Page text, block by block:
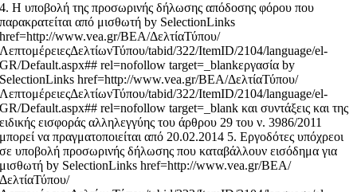
4. Η υποβολή της προσωρινής δήλωσης απόδοσης φόρου που
παρακρατείται από μισθωτή by SelectionLinks
href=http://www.vea.gr/ΒΕΑ/ΔελτίαΤύπου/
ΛεπτομέρειεςΔελτίωνΤύπου/tabid/322/ItemID/2104/language/el-
GR/Default.aspx## rel=nofollow target=_blankεργασία by
SelectionLinks href=http://www.vea.gr/ΒΕΑ/ΔελτίαΤύπου/
ΛεπτομέρειεςΔελτίωνΤύπου/tabid/322/ItemID/2104/language/el-
GR/Default.aspx## rel=nofollow target=_blank και συντάξεις και της
ειδικής εισφοράς αλληλεγγύης του άρθρου 29 του ν. 3986/2011
μπορεί να πραγματοποιείται από 20.02.2014 5. Εργοδότες υπόχρεοι
σε υποβολή προσωρινής δήλωσης που καταβάλλουν εισόδημα για
μισθωτή by SelectionLinks href=http://www.vea.gr/ΒΕΑ/
ΔελτίαΤύπου/